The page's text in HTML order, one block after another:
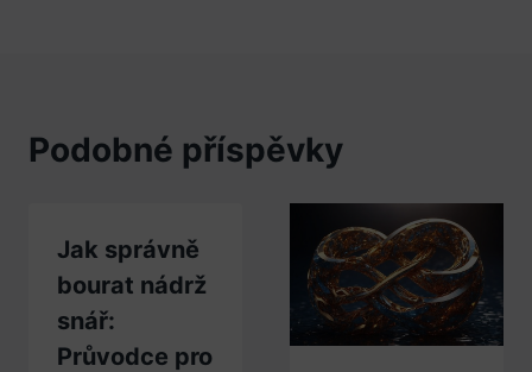
Podobné příspěvky
Jak správně
bourat nádrž
snář:
Průvodce pro